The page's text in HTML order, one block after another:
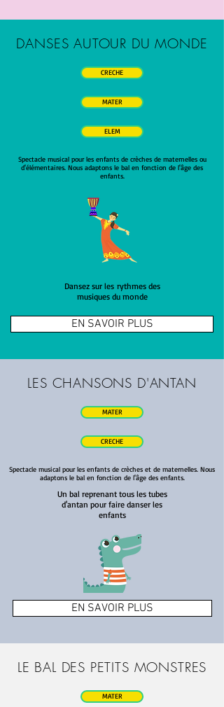
DANSES AUTOUR DU MONDE
CRECHE
MATER
ELEM
Spectacle musical pour les enfants de crèches de maternelles ou
d'élémentaires. Nous adaptons le bal en fonction de l'âge des
enfants.
Dansez sur les rythmes des
musiques du monde
EN SAVOIR PLUS
LES CHANSONS D'ANTAN
MATER
CRECHE
Spectacle musical pour les enfants de crèches et de maternelles. Nous
adaptons le bal en fonction de l'âge des enfants.
Un bal reprenant tous les tubes
d'antan pour faire danser les
enfants
EN SAVOIR PLUS
LE BAL DES PETITS MONSTRES
MATER